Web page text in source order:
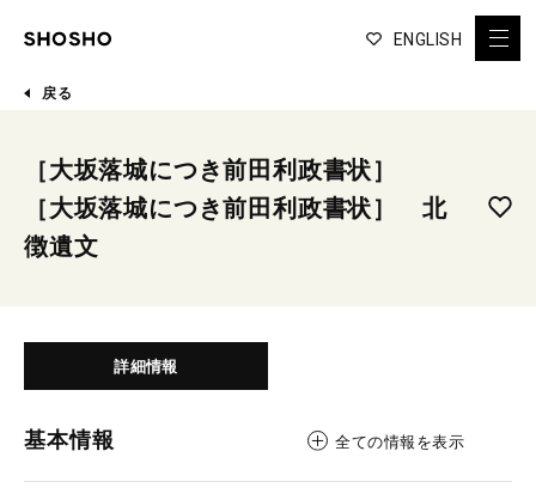
ENGLISH
戻る
［大坂落城につき前田利政書状］
［大坂落城につき前田利政書状］ 北
徴遺文
詳細情報
基本情報 全ての情報を表示